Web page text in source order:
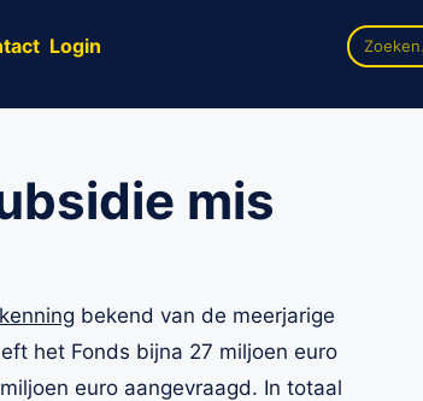
Login
Zoek
naar:
mis
bekend van de meerjarige
het Fonds bijna 27 miljoen euro
euro aangevraagd. In totaal